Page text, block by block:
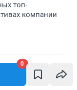
0
топ-
компании
Wildberries, есть
об ударах, и что